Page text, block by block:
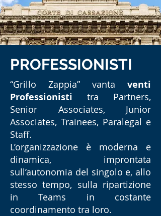
Lo Studio Grillo Zappia è una
boutique law firm che, da oltre
cinquant’anni, opera come
leader riconosciuto nei settori di
Diritto bancario, societario,
fallimentare e contenzioso
civile.
L’obiettivo è assistere
PROFESSIONISTI
“Grillo Zappia” vanta venti
Professionisti tra Partners,
Senior Associates, Junior
Associates, Trainees, Paralegal e
Staff.
L’organizzazione è moderna e
dinamica, improntata
sull’autonomia del singolo e, allo
stesso tempo, sulla ripartizione
in Teams in costante
coordinamento tra loro.